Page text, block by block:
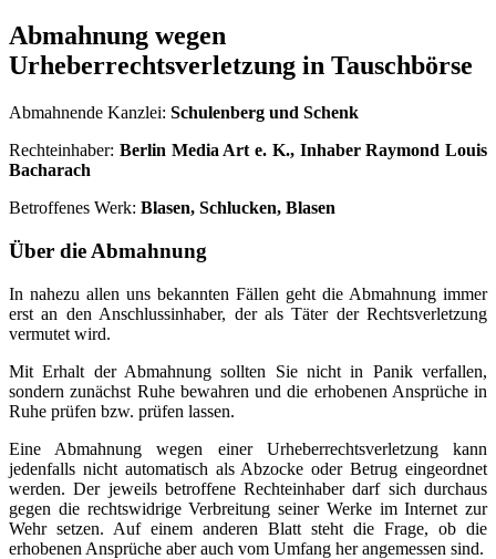
Abmahnung wegen
Urheberrechtsverletzung in Tauschbörse
Abmahnende Kanzlei: Schulenberg und Schenk
Rechteinhaber: Berlin Media Art e. K., Inhaber Raymond Louis
Bacharach
Betroffenes Werk: Blasen, Schlucken, Blasen
Über die Abmahnung
In nahezu allen uns bekannten Fällen geht die Abmahnung immer
erst an den Anschlussinhaber, der als Täter der Rechtsverletzung
vermutet wird.
Mit Erhalt der Abmahnung sollten Sie nicht in Panik verfallen,
sondern zunächst Ruhe bewahren und die erhobenen Ansprüche in
Ruhe prüfen bzw. prüfen lassen.
Eine Abmahnung wegen einer Urheberrechtsverletzung kann
jedenfalls nicht automatisch als Abzocke oder Betrug eingeordnet
werden. Der jeweils betroffene Rechteinhaber darf sich durchaus
gegen die rechtswidrige Verbreitung seiner Werke im Internet zur
Wehr setzen. Auf einem anderen Blatt steht die Frage, ob die
erhobenen Ansprüche aber auch vom Umfang her angemessen sind.